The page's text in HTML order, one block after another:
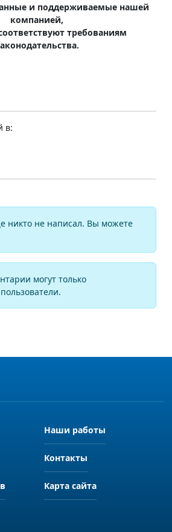
и поддерживаемые нашей
компанией,
требованиям
в:
никто не написал. Вы можете
могут только
Наши работы
Контакты
Карта сайта